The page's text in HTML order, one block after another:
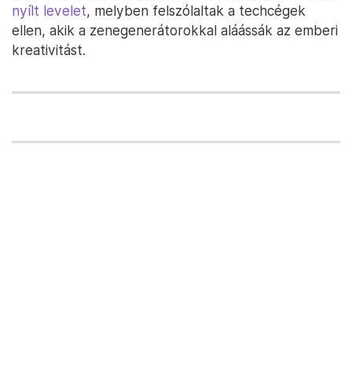
nyílt levelet, melyben felszólaltak a techcégek
ellen, akik a zenegenerátorokkal aláássák az emberi
kreativitást.